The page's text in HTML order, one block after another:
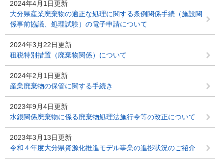
2024年4月1日更新
大分県産業廃棄物の適正な処理に関する条例関係手続（施設関
係事前協議、処理試験）の電子申請について
2024年3月22日更新
租税特別措置（廃棄物関係）について
2024年2月1日更新
産業廃棄物の保管に関する手続き
2023年9月4日更新
水銀関係廃棄物に係る廃棄物処理法施行令等の改正について
2023年3月13日更新
令和４年度大分県資源化推進モデル事業の進捗状況のご紹介